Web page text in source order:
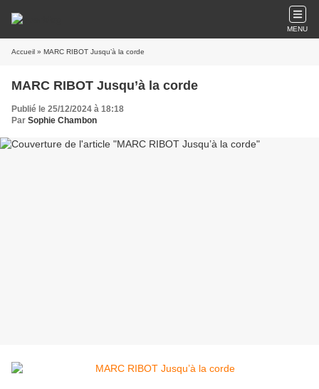
MENU
Accueil » MARC RIBOT Jusqu’à la corde
MARC RIBOT Jusqu’à la corde
Publié le 25/12/2024 à 18:18
Par Sophie Chambon